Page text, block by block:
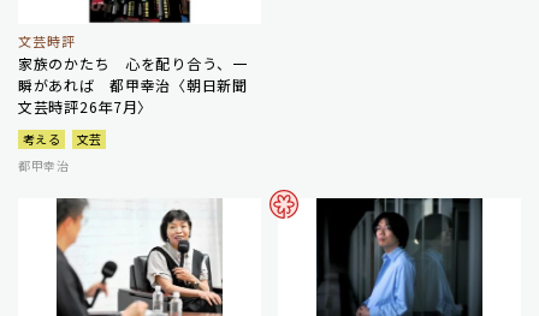
文芸時評
家族のかたち 心を配り合う、一
瞬があれば 都甲幸治〈朝日新聞
文芸時評26年7月〉
考える
文芸
都甲幸治